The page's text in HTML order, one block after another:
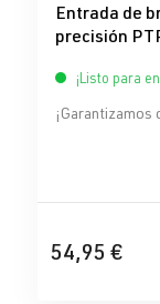
Entrada de
precisión
¡Listo para
54,95 €